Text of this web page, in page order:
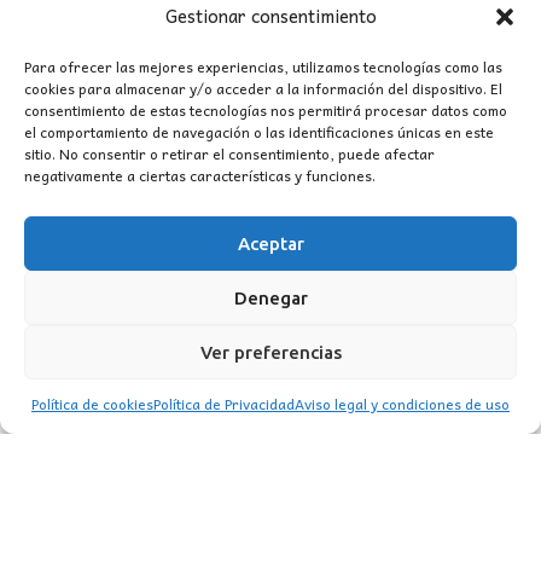
Gestionar consentimiento
Para ofrecer las mejores experiencias, utilizamos tecnologías como las
cookies para almacenar y/o acceder a la información del dispositivo. El
consentimiento de estas tecnologías nos permitirá procesar datos como
el comportamiento de navegación o las identificaciones únicas en este
sitio. No consentir o retirar el consentimiento, puede afectar
negativamente a ciertas características y funciones.
Aceptar
Denegar
Ver preferencias
Política de cookiesPolítica de PrivacidadAviso legal y condiciones de uso
original
era:
68,40€.
actual
es:
33,50€.
WhatsApp
TikTok
Instagram